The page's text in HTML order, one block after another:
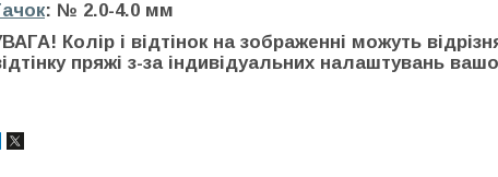
: № 2.0-4.0 мм
Колір і відтінок на зображенні можуть
пряжі з-за індивідуальних налаштувань